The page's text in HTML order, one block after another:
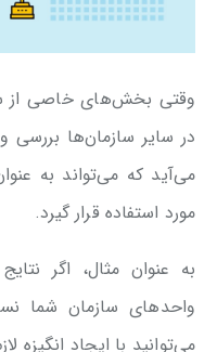
وقتی بخش‌های خاصی از
در سایر سازمان‌ها
می‌آید که می‌تواند به
مورد استفاده قرار گیرد.
واحدهای سازمان شما
می‌توانید با ایجاد انگیزه